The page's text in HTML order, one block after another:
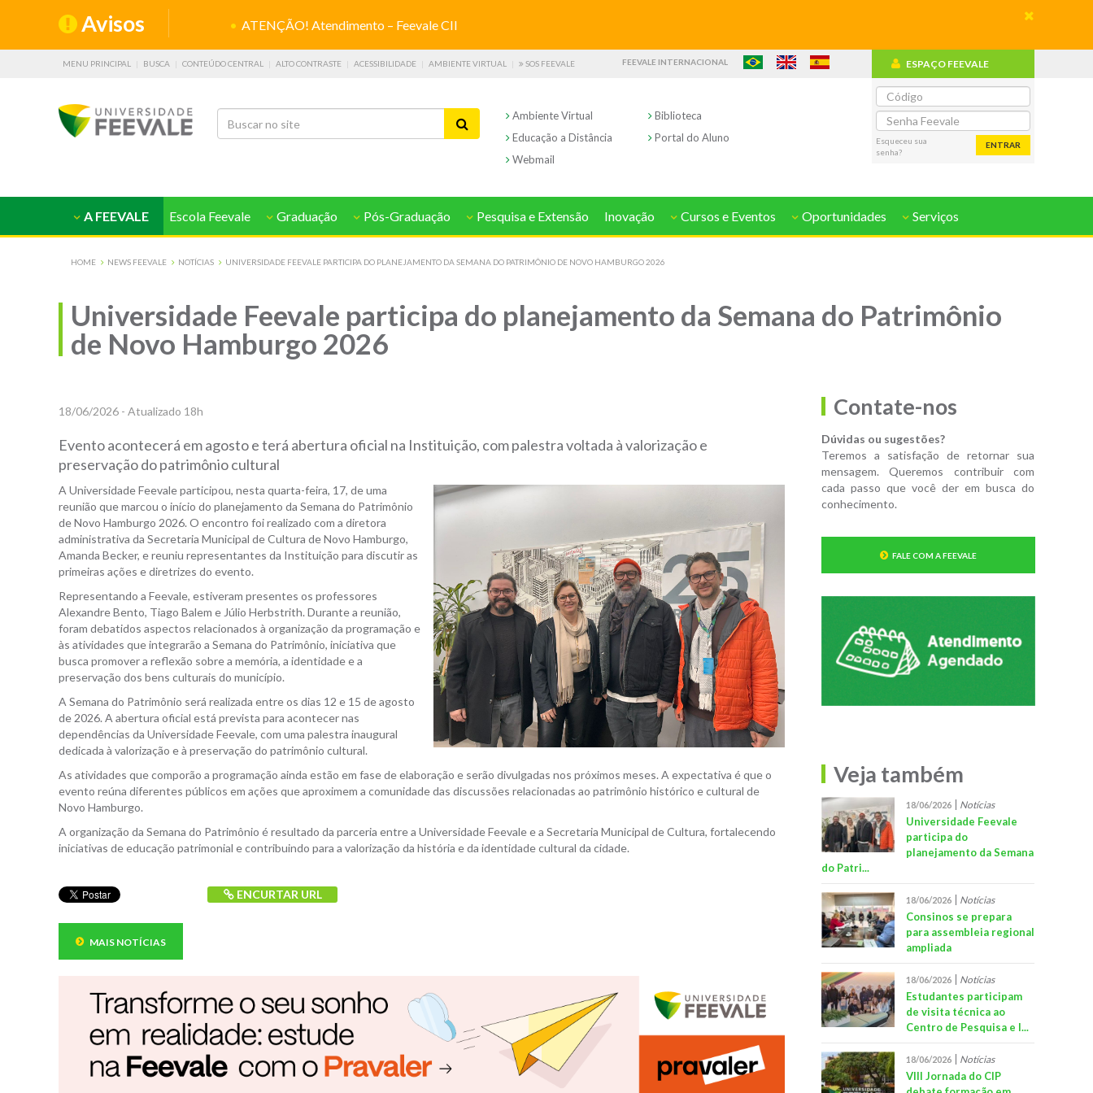
Avisos ATENÇÃO! Atendimento – Feevale CII
MENU PRINCIPAL BUSCA CONTEÚDO CENTRAL ALTO CONTRASTE ACESSIBILIDADE AMBIENTE VIRTUAL SOS FEEVALE FEEVALE INTERNACIONAL
Ambiente Virtual
Biblioteca
Educação a Distância
Portal do Aluno
Webmail
ESPAÇO FEEVALE
Esqueceu sua
senha?
ENTRAR
A FEEVALE Escola Feevale Graduação Pós-Graduação Pesquisa e Extensão Inovação Cursos e Eventos Oportunidades Serviços
HOME NEWS FEEVALE NOTÍCIAS UNIVERSIDADE FEEVALE PARTICIPA DO PLANEJAMENTO DA SEMANA DO PATRIMÔNIO DE NOVO HAMBURGO 2026
Universidade Feevale participa do planejamento da Semana do Patrimônio
de Novo Hamburgo 2026
18/06/2026 - Atualizado 18h
Evento acontecerá em agosto e terá abertura oficial na Instituição, com palestra voltada à valorização e
preservação do patrimônio cultural
A Universidade Feevale participou, nesta quarta-feira, 17, de uma
reunião que marcou o início do planejamento da Semana do Patrimônio
de Novo Hamburgo 2026. O encontro foi realizado com a diretora
administrativa da Secretaria Municipal de Cultura de Novo Hamburgo,
Amanda Becker, e reuniu representantes da Instituição para discutir as
primeiras ações e diretrizes do evento.
Representando a Feevale, estiveram presentes os professores
Alexandre Bento, Tiago Balem e Júlio Herbstrith. Durante a reunião,
foram debatidos aspectos relacionados à organização da programação e
às atividades que integrarão a Semana do Patrimônio, iniciativa que
busca promover a reflexão sobre a memória, a identidade e a
preservação dos bens culturais do município.
A Semana do Patrimônio será realizada entre os dias 12 e 15 de agosto
de 2026. A abertura oficial está prevista para acontecer nas
dependências da Universidade Feevale, com uma palestra inaugural
dedicada à valorização e à preservação do patrimônio cultural.
As atividades que comporão a programação ainda estão em fase de elaboração e serão divulgadas nos próximos meses. A expectativa é que o
evento reúna diferentes públicos em ações que aproximem a comunidade das discussões relacionadas ao patrimônio histórico e cultural de
Novo Hamburgo.
A organização da Semana do Patrimônio é resultado da parceria entre a Universidade Feevale e a Secretaria Municipal de Cultura, fortalecendo
iniciativas de educação patrimonial e contribuindo para a valorização da história e da identidade cultural da cidade.
ENCURTAR URL
MAIS NOTÍCIAS
Contate-nos
Dúvidas ou sugestões?
Teremos a satisfação de retornar sua
mensagem. Queremos contribuir com
cada passo que você der em busca do
conhecimento.
FALE COM A FEEVALE
Veja também
18/06/2026 Notícias
Universidade Feevale
participa do
planejamento da Semana
do Patri...
18/06/2026 Notícias
Consinos se prepara
para assembleia regional
ampliada
18/06/2026 Notícias
Estudantes participam
de visita técnica ao
Centro de Pesquisa e I...
18/06/2026 Notícias
VIII Jornada do CIP